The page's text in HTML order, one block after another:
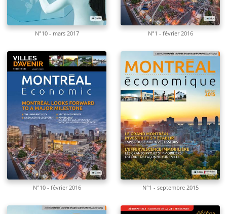
N°10 - mars 2017 N°1 - février 2016
N°10 - février 2016 N°1 - septembre 2015